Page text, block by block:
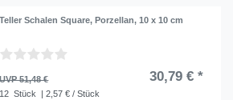
Teller Schalen Square, Porzellan, 10 x 10 cm
UVP 51,48 € 30,79 € *
12 Stück | 2,57 € / Stück